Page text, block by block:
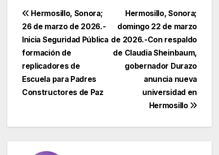
Navegación
de
entradas
Hermosillo, Sonora;
domingo 22 de marzo
de 2026.-Con respaldo
de Claudia Sheinbaum,
gobernador Durazo
anuncia nueva
universidad en
Hermosillo
Hermosillo, Sonora;
26 de marzo de 2026.-
Inicia Seguridad Pública
formación de
replicadores de
Escuela para Padres
Constructores de Paz